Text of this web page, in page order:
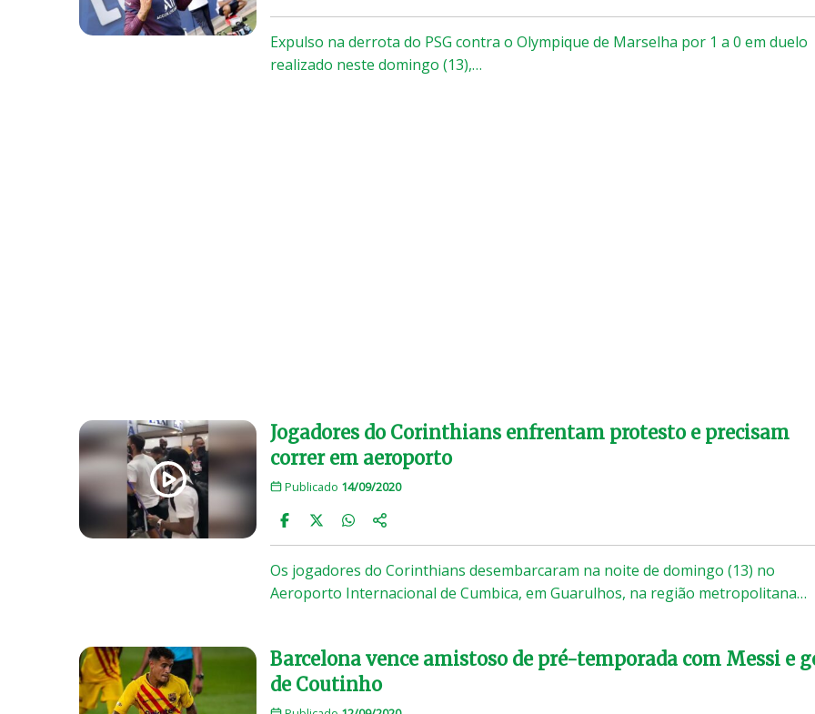
Expulso na derrota do PSG contra o Olympique de Marselha por 1 a 0 em duelo
realizado neste domingo (13),…
Jogadores do Corinthians enfrentam protesto e precisam
correr em aeroporto
Publicado 14/09/2020
Os jogadores do Corinthians desembarcaram na noite de domingo (13) no
Aeroporto Internacional de Cumbica, em Guarulhos, na região metropolitana…
Barcelona vence amistoso de pré-temporada com Messi e
de Coutinho